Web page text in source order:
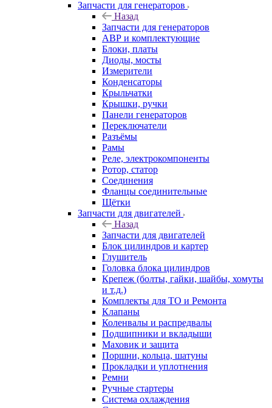
Запчасти для генераторов
Назад
Запчасти для генераторов
АВР и комплектующие
Блоки, платы
Диоды, мосты
Измерители
Конденсаторы
Крыльчатки
Крышки, ручки
Панели генераторов
Переключатели
Разъёмы
Рамы
Реле, электрокомпоненты
Ротор, статор
Соединения
Фланцы соединительные
Щётки
Запчасти для двигателей
Назад
Запчасти для двигателей
Блок цилиндров и картер
Глушитель
Головка блока цилиндров
Крепеж (болты, гайки, шайбы, хомуты
и т.д.)
Комплекты для ТО и Ремонта
Клапаны
Коленвалы и распредвалы
Подшипники и вкладыши
Маховик и защита
Поршни, кольца, шатуны
Прокладки и уплотнения
Ремни
Ручные стартеры
Система охлаждения